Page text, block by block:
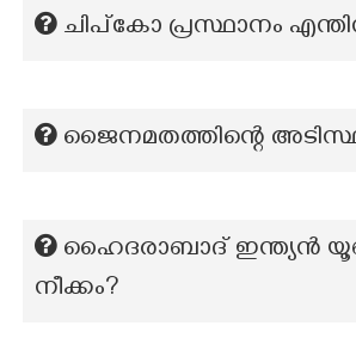
ചിപ്കോ പ്രസ്ഥാനം
ജൈനമതത്തിന്റെ
ഹൈദരാബാദ് ഇന്ത്യൻ
നീക്കം?